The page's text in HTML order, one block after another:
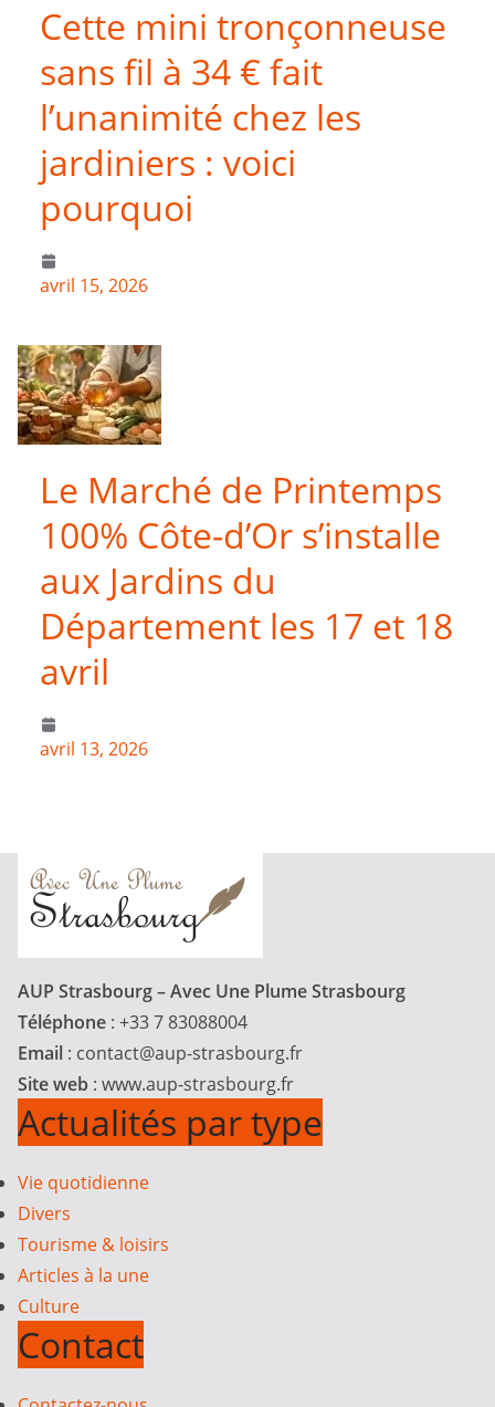
Cette mini tronçonneuse
sans fil à 34 € fait
l’unanimité chez les
jardiniers : voici
pourquoi
avril 15, 2026
Le Marché de Printemps
100% Côte-d’Or s’installe
aux Jardins du
Département les 17 et 18
avril
avril 13, 2026
AUP Strasbourg – Avec Une Plume Strasbourg
Téléphone : +33 7 83088004
Email : contact@aup-strasbourg.fr
Site web : www.aup-strasbourg.fr
Actualités par type
Vie quotidienne
Divers
Tourisme & loisirs
Articles à la une
Culture
Contact